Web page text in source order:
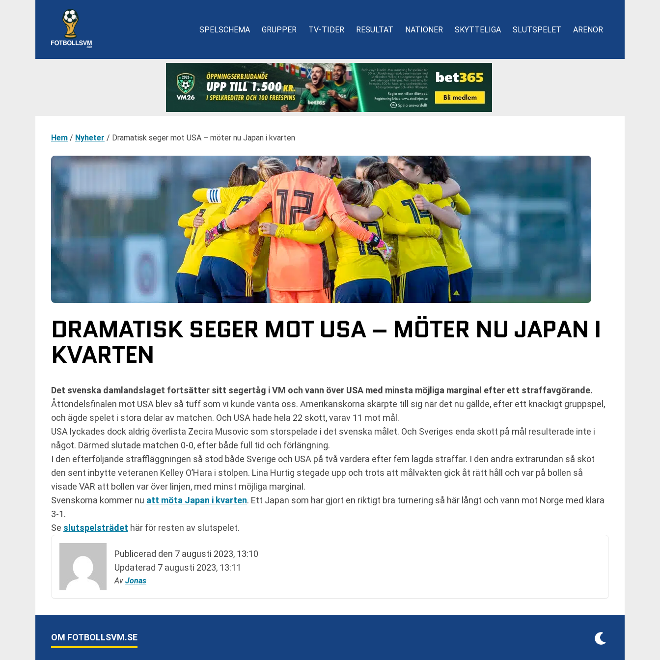
SPELSCHEMA GRUPPER TV-TIDER RESULTAT NATIONER SKYTTELIGA SLUTSPELET ARENOR
Hem / Nyheter / Dramatisk seger mot USA – möter nu Japan i kvarten
DRAMATISK SEGER MOT USA – MÖTER NU JAPAN I
KVARTEN
Det svenska damlandslaget fortsätter sitt segertåg i VM och vann över USA med minsta möjliga marginal efter ett straffavgörande.
Åttondelsfinalen mot USA blev så tuff som vi kunde vänta oss. Amerikanskorna skärpte till sig när det nu gällde, efter ett knackigt gruppspel,
och ägde spelet i stora delar av matchen. Och USA hade hela 22 skott, varav 11 mot mål.
USA lyckades dock aldrig överlista Zecira Musovic som storspelade i det svenska målet. Och Sveriges enda skott på mål resulterade inte i
något. Därmed slutade matchen 0-0, efter både full tid och förlängning.
I den efterföljande straffläggningen så stod både Sverige och USA på två vardera efter fem lagda straffar. I den andra extrarundan så sköt
den sent inbytte veteranen Kelley O’Hara i stolpen. Lina Hurtig stegade upp och trots att målvakten gick åt rätt håll och var på bollen så
visade VAR att bollen var över linjen, med minst möjliga marginal.
Svenskorna kommer nu att möta Japan i kvarten. Ett Japan som har gjort en riktigt bra turnering så här långt och vann mot Norge med klara
3-1.
Se slutspelsträdet här för resten av slutspelet.
Publicerad den 7 augusti 2023, 13:10
Updaterad 7 augusti 2023, 13:11
Av Jonas
OM FOTBOLLSVM.SE